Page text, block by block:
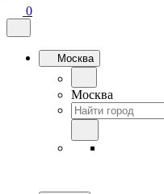
0
Москва
Москва